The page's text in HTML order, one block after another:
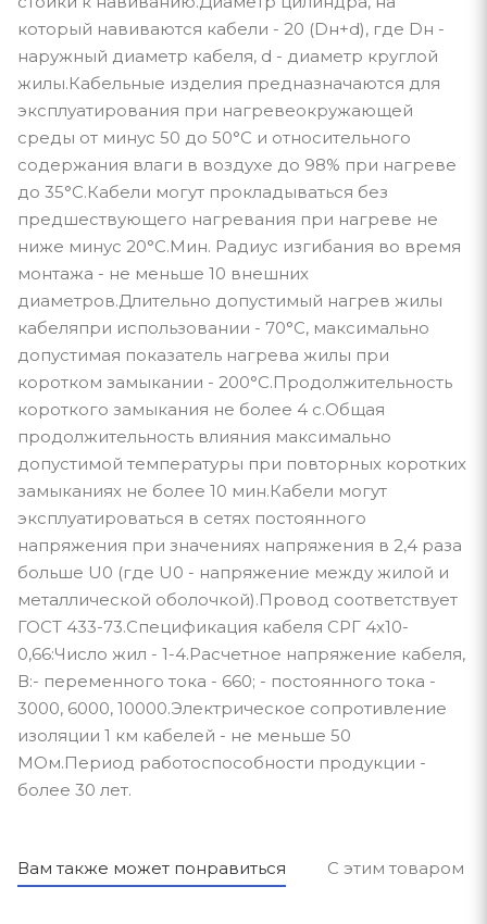
который навиваются кабели - 20 (Dн+d), где Dн -
наружный диаметр кабеля, d - диаметр круглой
жилы.Кабельные изделия предназначаются для
эксплуатирования при нагревеокружающей
среды от минус 50 до 50°С и относительного
содержания влаги в воздухе до 98% при нагреве
до 35°С.Кабели могут прокладываться без
предшествующего нагревания при нагреве не
ниже минус 20°С.Мин. Радиус изгибания во время
монтажа - не меньше 10 внешних
диаметров.Длительно допустимый нагрев жилы
кабеляпри использовании - 70°С, максимально
допустимая показатель нагрева жилы при
коротком замыкании - 200°С.Продолжительность
короткого замыкания не более 4 с.Общая
продолжительность влияния максимально
допустимой температуры при повторных коротких
замыканиях не более 10 мин.Кабели могут
эксплуатироваться в сетях постоянного
напряжения при значениях напряжения в 2,4 раза
больше U0 (где U0 - напряжение между жилой и
металлической оболочкой).Провод соответствует
ГОСТ 433-73.Спецификация кабеля СРГ 4х10-
0,66:Число жил - 1-4.Расчетное напряжение кабеля,
В:- переменного тока - 660; - постоянного тока -
3000, 6000, 10000.Электрическое сопротивление
изоляции 1 км кабелей - не меньше 50
МОм.Период работоспособности продукции -
более 30 лет.
Вам также может понравиться С этим товаром